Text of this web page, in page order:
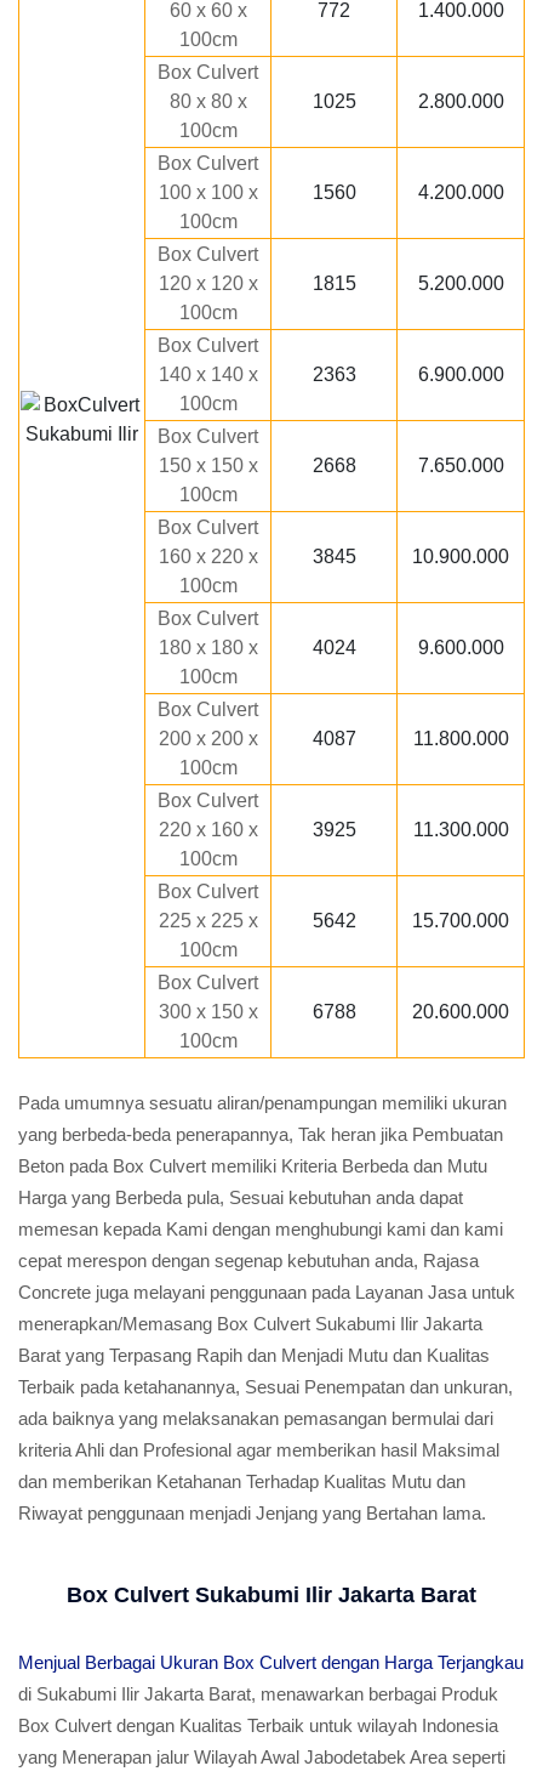
60 x 60 x
100cm
772 1.400.000
Box Culvert
80 x 80 x
100cm
1025 2.800.000
Box Culvert
100 x 100 x
100cm
1560 4.200.000
Box Culvert
120 x 120 x
100cm
1815 5.200.000
Box Culvert
140 x 140 x
100cm
2363 6.900.000
Box Culvert
150 x 150 x
100cm
2668 7.650.000
Box Culvert
160 x 220 x
100cm
3845 10.900.000
Box Culvert
180 x 180 x
100cm
4024 9.600.000
Box Culvert
200 x 200 x
100cm
4087 11.800.000
Box Culvert
220 x 160 x
100cm
3925 11.300.000
Box Culvert
225 x 225 x
100cm
5642 15.700.000
Box Culvert
300 x 150 x
100cm
6788 20.600.000
Pada umumnya sesuatu aliran/penampungan memiliki ukuran
yang berbeda-beda penerapannya, Tak heran jika Pembuatan
Beton pada Box Culvert memiliki Kriteria Berbeda dan Mutu
Harga yang Berbeda pula, Sesuai kebutuhan anda dapat
memesan kepada Kami dengan menghubungi kami dan kami
cepat merespon dengan segenap kebutuhan anda, Rajasa
Concrete juga melayani penggunaan pada Layanan Jasa untuk
menerapkan/Memasang Box Culvert Sukabumi Ilir Jakarta
Barat yang Terpasang Rapih dan Menjadi Mutu dan Kualitas
Terbaik pada ketahanannya, Sesuai Penempatan dan unkuran,
ada baiknya yang melaksanakan pemasangan bermulai dari
kriteria Ahli dan Profesional agar memberikan hasil Maksimal
dan memberikan Ketahanan Terhadap Kualitas Mutu dan
Riwayat penggunaan menjadi Jenjang yang Bertahan lama.
Box Culvert Sukabumi Ilir Jakarta Barat
Menjual Berbagai Ukuran Box Culvert dengan Harga Terjangkau
di Sukabumi Ilir Jakarta Barat, menawarkan berbagai Produk
Box Culvert dengan Kualitas Terbaik untuk wilayah Indonesia
yang Menerapan jalur Wilayah Awal Jabodetabek Area seperti